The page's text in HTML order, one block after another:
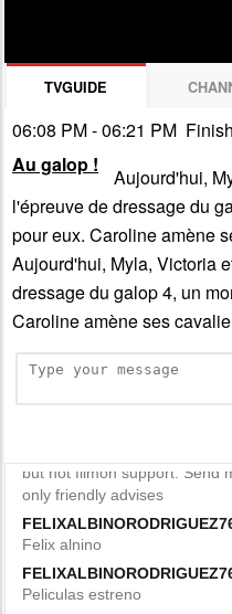
TVGUIDE
06:08 PM - 06:21 PM
Au galop !
Aujourd'hui,
l'épreuve de dressage du
pour eux. Caroline amène
Aujourd'hui, Myla, Victoria
dressage du galop 4, un
Caroline amène ses